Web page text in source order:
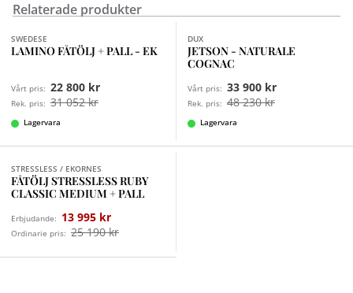
Relaterade produkter
Finns i fler val (7)
SWEDESE
LAMINO FÅTÖLJ + PALL - EK
Vårt pris: 22 800 kr
Rek. pris: 31 052 kr
Lagervara
DUX
JETSON - NATURALE
COGNAC
Vårt pris: 33 900 kr
Rek. pris: 48 230 kr
Lagervara
STRESSLESS / EKORNES
FÅTÖLJ STRESSLESS RUBY
CLASSIC MEDIUM + PALL
Erbjudande: 13 995 kr
Ordinarie pris: 25 190 kr